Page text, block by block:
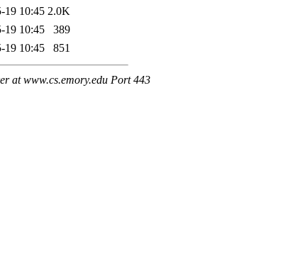
19 10:45 2.0K
19 10:45
389
19 10:45 851
at www.cs.emory.edu Port 443